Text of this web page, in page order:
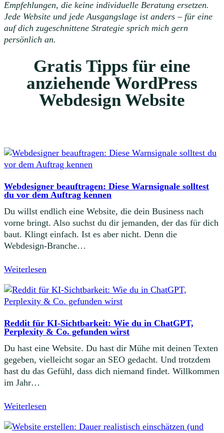
Empfehlungen, die keine individuelle Beratung ersetzen.
Jede Website und jede Ausgangslage ist anders – für eine
auf dich zugeschnittene Strategie sprich mich gern
persönlich an.
Gratis Tipps für eine
anziehende WordPress
Webdesign Website
Webdesigner beauftragen: Diese Warnsignale solltest
du vor dem Auftrag kennen
Du willst endlich eine Website, die dein Business nach
vorne bringt. Also suchst du dir jemanden, der das für dich
baut. Klingt einfach. Ist es aber nicht. Denn die
Webdesign-Branche…
Weiterlesen
Reddit für KI-Sichtbarkeit: Wie du in ChatGPT,
Perplexity & Co. gefunden wirst
Du hast eine Website. Du hast dir Mühe mit deinen Texten
gegeben, vielleicht sogar an SEO gedacht. Und trotzdem
hast du das Gefühl, dass dich niemand findet. Willkommen
im Jahr…
Weiterlesen